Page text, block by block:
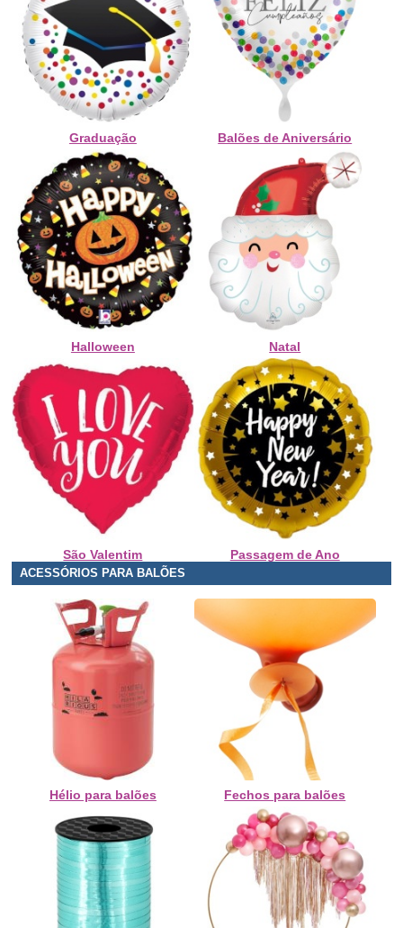
Graduação Balões de Aniversário
Halloween Natal
São Valentim Passagem de Ano
ACESSÓRIOS PARA BALÕES
Hélio para balões Fechos para balões